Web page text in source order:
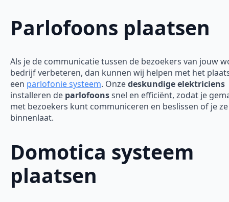
Parlofoons plaatsen
Als je de communicatie tussen de bezoekers van jouw
bedrijf verbeteren, dan kunnen wij helpen met het
een parlofonie systeem. Onzedeskundige elektriciens
installeren de parlofoonssnel en efficiënt, zodat je
met bezoekers kunt communiceren en beslissen of je ze
binnenlaat.
Domotica systeem
plaatsen